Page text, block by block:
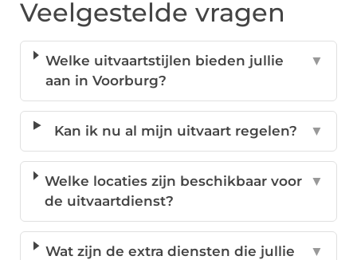
Veelgestelde vragen
Welke uitvaartstijlen bieden jullie
aan in Voorburg?
▼
Kan ik nu al mijn uitvaart regelen? ▼
Welke locaties zijn beschikbaar voor
de uitvaartdienst?
▼
Wat zijn de extra diensten die jullie
▼